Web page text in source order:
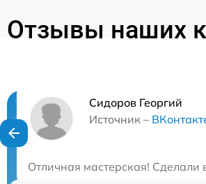
Отзывы наших
Сидоров Георгий
Источник –
Отличная мастерская! Сделали
Нужна